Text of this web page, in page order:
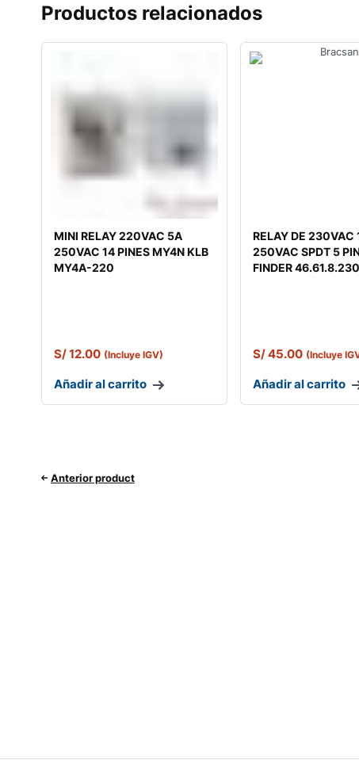
Productos relacionados
MINI RELAY 220VAC 5A
250VAC 14 PINES MY4N KLB
MY4A-220
S/12.00 (Incluye IGV)
Añadir al carrito
RELAY DE 230VAC
250VAC SPDT 5
FINDER
S/45.00 (Incluye
Añadir al carrito
Anterior product